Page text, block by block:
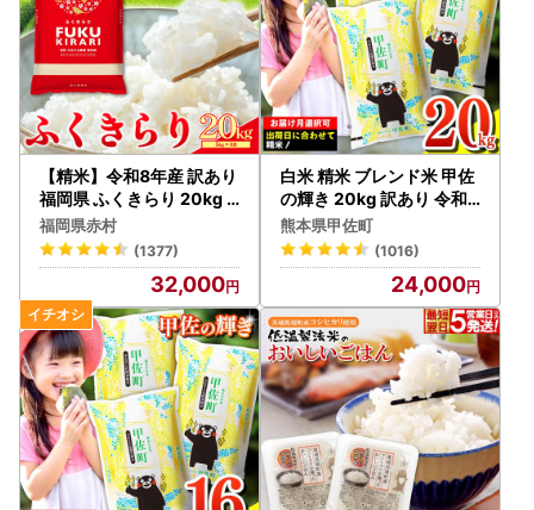
【精米】令和8年産 訳あり
福岡県 ふくきらり 20kg
精米 白米 (品番:3X2)
福岡県赤村
(1377)
32,000
白米 精米 ブレンド米 甲佐
の輝き 20kg 訳あり 令和7
年産 【価格改定ZS】
熊本県甲佐町
(1016)
24,000